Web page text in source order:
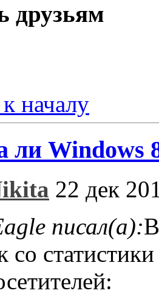
друзьям
началу
ли Windows
22 дек
писал(а):
со